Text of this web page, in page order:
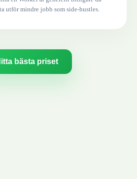
utför mindre jobb som side-hustles.
bästa priset